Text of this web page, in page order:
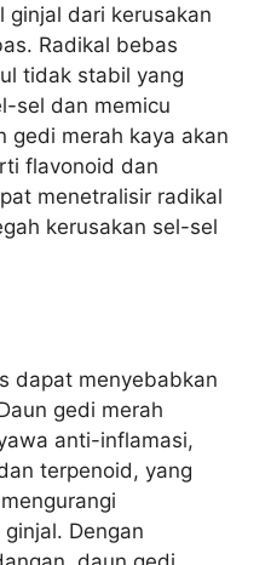
ginjal dari kerusakan
Radikal bebas
tidak stabil yang
sel dan memicu
gedi merah kaya akan
flavonoid dan
menetralisir radikal
kerusakan sel-sel
dapat menyebabkan
gedi merah
anti-inflamasi,
terpenoid, yang
Dengan